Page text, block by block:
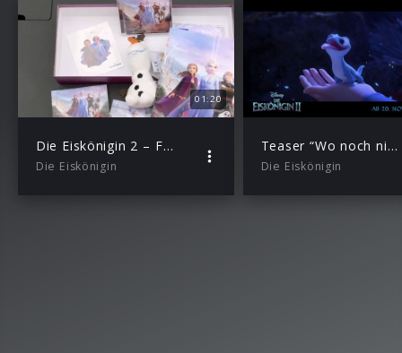
01:20
Die Eiskönigin 2 – Fan Box – Unboxing Video
Die Eiskönigin
Teaser “Wo noch niemand war”
Die Eiskönigin